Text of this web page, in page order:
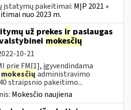
įstatymų pakeitimai: MĮP 2021 »
nuo 2023 m.
už prekes ir paslaugas
mokesčių
10-21
prie FM[1], įgyvendindama
mokesčių administravimo
40 straipsnio pakeitimo...
Mokesčio naujiena